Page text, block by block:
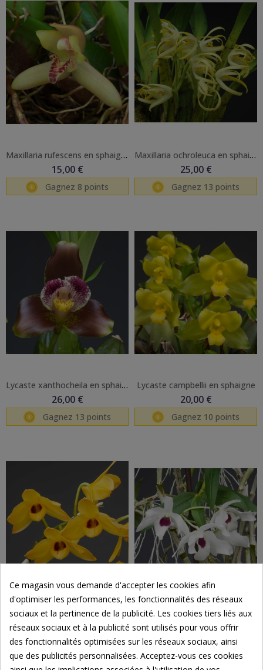
Maxillaria rufescens en sphaigne
15,00 €
Gagnez 8 points
Maxillaria ochroleuca en sphaigne
25,00 €
Gagnez 13 points
Lycaste xanthocheila en sphaigne
26,00 €
Gagnez 13 points
Lycaste campbellii en sphaigne
20,00 €
Gagnez 10 points
Dendrobium moschatum en sphaigne
18,00 €
Gagnez 9 points
Dendrobium Cassiope en sphaigne
18,00 €
Gagnez 9 points
Ce magasin vous demande d'accepter les cookies afin
d'optimiser les performances, les fonctionnalités des réseaux
sociaux et la pertinence de la publicité. Les cookies tiers liés aux
réseaux sociaux et à la publicité sont utilisés pour vous offrir
des fonctionnalités optimisées sur les réseaux sociaux, ainsi
que des publicités personnalisées. Acceptez-vous ces cookies